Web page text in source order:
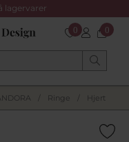
lagervarer
0 0
Ringe